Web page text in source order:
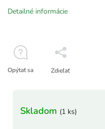
Skladom (1 ks)
Detailné informácie
Opýtať sa Zdieľať